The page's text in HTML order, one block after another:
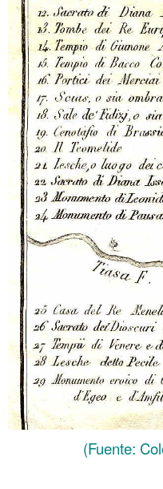
(Fuente: